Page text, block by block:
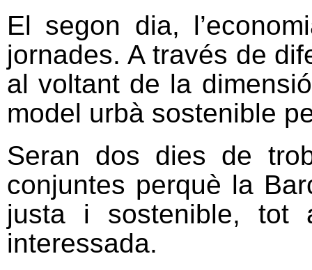
El segon dia,
jornades. A través de
al voltant de la
model urbà sostenible
Seran dos dies de
conjuntes perquè la
justa i sostenible, tot
interessada.